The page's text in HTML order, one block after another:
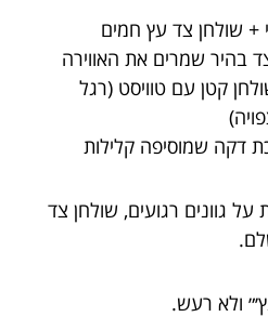
+ שולחן צד עץ חמים
בהיר שמרים את האווירה
קטן עם טוויסט (רגל
דקה שמוסיפה קלילות
גוונים רגועים, שולחן צד
ולא רעש.